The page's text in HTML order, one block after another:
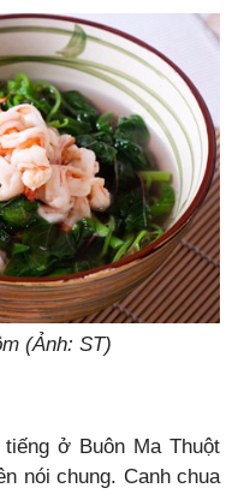
(Ảnh: ST)
ở Buôn Ma Thuột
nói chung. Canh chua